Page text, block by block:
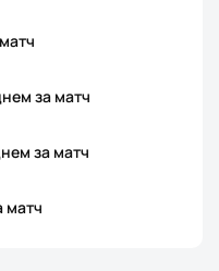
за матч
за матч
матч